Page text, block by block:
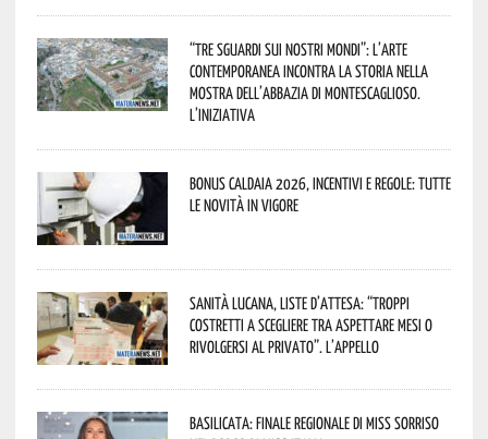
“Tre Sguardi sui Nostri Mondi”: l’arte
contemporanea incontra la storia nella
mostra dell’Abbazia di Montescaglioso.
L’iniziativa
Bonus caldaia 2026, incentivi e regole: tutte
le novità in vigore
Sanità lucana, liste d’attesa: “Troppi
costretti a scegliere tra aspettare mesi o
rivolgersi al privato”. L’appello
Basilicata: finale regionale di Miss Sorriso